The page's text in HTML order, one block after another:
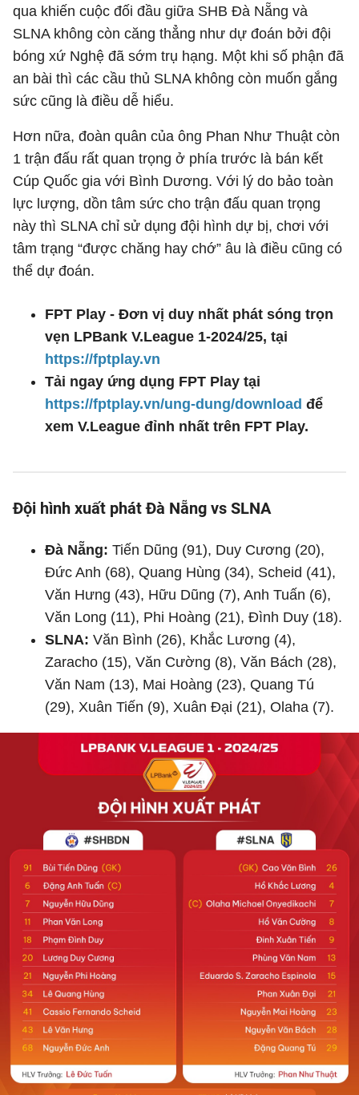
qua khiến cuộc đối đầu giữa SHB Đà Nẵng và
SLNA không còn căng thẳng như dự đoán bởi đội
bóng xứ Nghệ đã sớm trụ hạng. Một khi số phận đã
an bài thì các cầu thủ SLNA không còn muốn gắng
sức cũng là điều dễ hiểu.
Hơn nữa, đoàn quân của ông Phan Như Thuật còn
1 trận đấu rất quan trọng ở phía trước là bán kết
Cúp Quốc gia với Bình Dương. Với lý do bảo toàn
lực lượng, dồn tâm sức cho trận đấu quan trọng
này thì SLNA chỉ sử dụng đội hình dự bị, chơi với
tâm trạng “được chăng hay chớ” âu là điều cũng có
thể dự đoán.
FPT Play - Đơn vị duy nhất phát sóng trọn
vẹn LPBank V.League 1-2024/25, tại
https://fptplay.vn
Tải ngay ứng dụng FPT Play tại
https://fptplay.vn/ung-dung/download để
xem V.League đỉnh nhất trên FPT Play.
Đội hình xuất phát Đà Nẵng vs SLNA
Đà Nẵng: Tiến Dũng (91), Duy Cương (20),
Đức Anh (68), Quang Hùng (34), Scheid (41),
Văn Hưng (43), Hữu Dũng (7), Anh Tuấn (6),
Văn Long (11), Phi Hoàng (21), Đình Duy (18).
SLNA: Văn Bình (26), Khắc Lương (4),
Zaracho (15), Văn Cường (8), Văn Bách (28),
Văn Nam (13), Mai Hoàng (23), Quang Tú
(29), Xuân Tiến (9), Xuân Đại (21), Olaha (7).